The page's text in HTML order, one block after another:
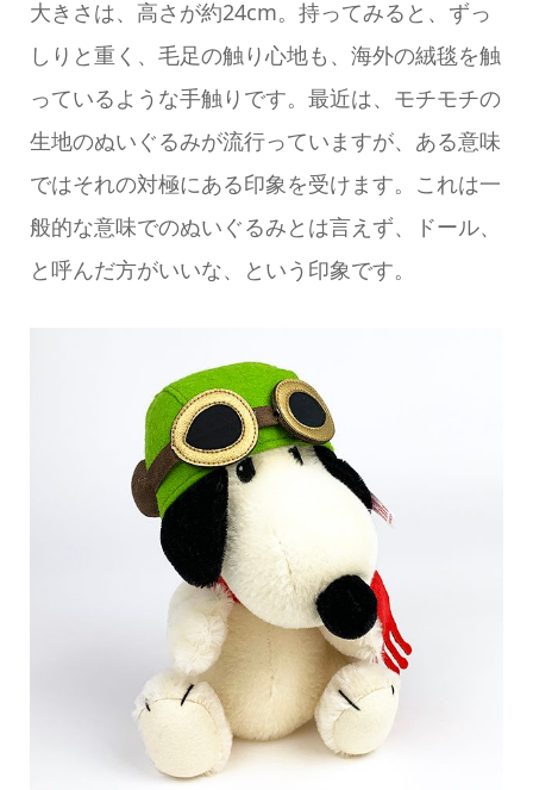
大きさは、高さが約24cm。持ってみると、ずっ
しりと重く、毛足の触り心地も、海外の絨毯を触
っているような手触りです。最近は、モチモチの
生地のぬいぐるみが流行っていますが、ある意味
ではそれの対極にある印象を受けます。これは一
般的な意味でのぬいぐるみとは言えず、ドール、
と呼んだ方がいいな、という印象です。